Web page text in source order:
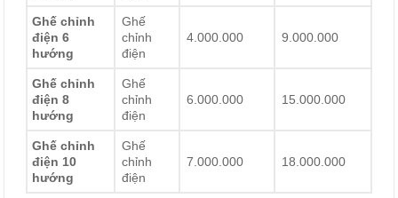
Ghế chỉnh
điện 6
hướng
Ghế
chỉnh
điện
4.000.000 9.000.000
Ghế chỉnh
điện 8
hướng
Ghế
chỉnh
điện
6.000.000 15.000.000
Ghế chỉnh
điện 10
hướng
Ghế
chỉnh
điện
7.000.000 18.000.000